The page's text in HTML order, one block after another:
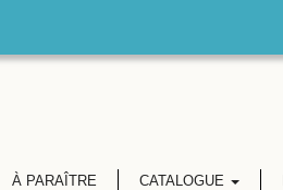
À PARAÎTRE CATALOGUE